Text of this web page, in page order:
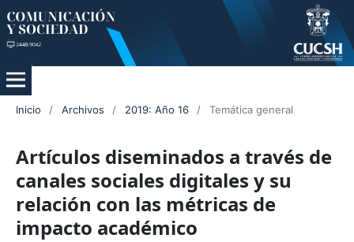
Inicio / Archivos / 2019: Año 16 / Temática general
Artículos diseminados a través de
canales sociales digitales y su
relación con las métricas de
impacto académico